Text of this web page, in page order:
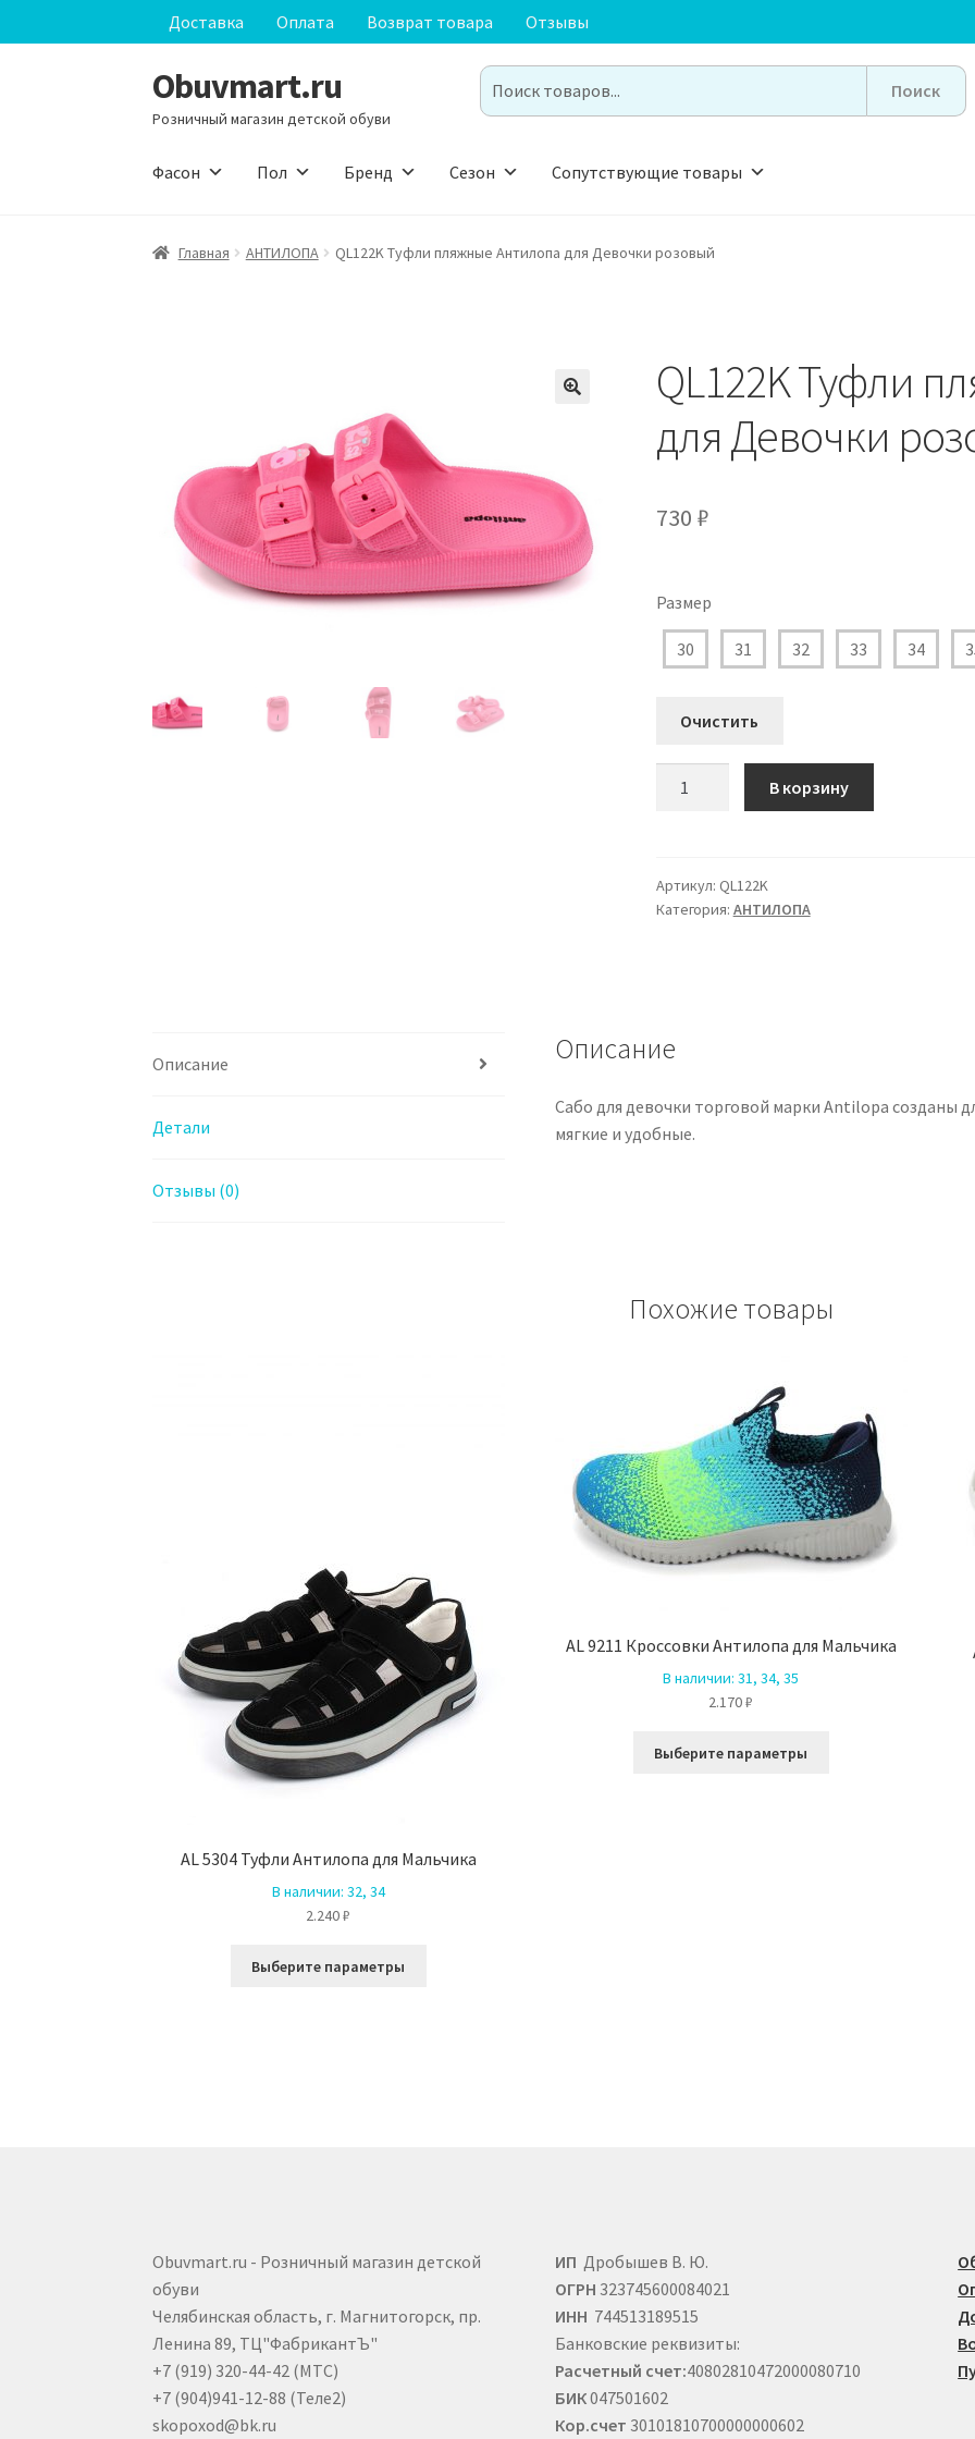
Доставка Оплата Возврат товара Отзывы
Перейти
к
Перейти
к
Obuvmart.ru
Розничный магазин детской обуви
Search
for:
Фасон Пол Бренд Сезон Сопутствующие товары
Главная АHТИЛОПА QL122K Туфли пляжные Антилопа для Девочки розовый
QL122K Туфли
для Девочки
730 ₽
Размер
30 31 32 33 34
Очистить
пляжные
Антилопа
В корзину
Артикул: QL122K
Категория: АHТИЛОПА
Описание
Детали
Отзывы (0)
Описание
Сабо для девочки торговой марки Antilopa созданы
мягкие и удобные.
Похожие товары
AL 5304 Туфли Антилопа для Мальчика
В наличии: 32, 34
2.240₽
Выберите параметры
AL 9211 Кроссовки Антилопа для Мальчика
В наличии:31, 34, 35
2.170₽
Выберите параметры
Obuvmart.ru - Розничный магазин детской
обуви
Челябинская область, г. Магнитогорск, пр.
Ленина 89, ТЦ"ФабрикантЪ"
+7 (919) 320-44-42 (МТС)
+7 (904)941-12-88 (Теле2)
skopoxod@bk.ru
ИП Дробышев В. Ю.
ОГРН 323745600084021
ИНН 744513189515
Банковские реквизиты:
Расчетный счет:40802810472000080710
БИК047501602
Кор.счет 30101810700000000602